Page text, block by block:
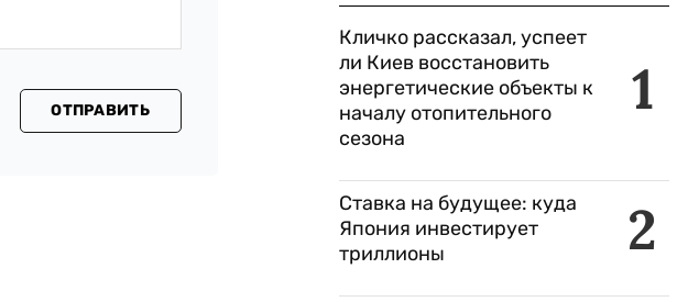
ОТПРАВИТЬ 1
Кличко рассказал, успеет
ли Киев восстановить
энергетические объекты к
началу отопительного
сезона
2
Ставка на будущее: куда
Япония инвестирует
триллионы